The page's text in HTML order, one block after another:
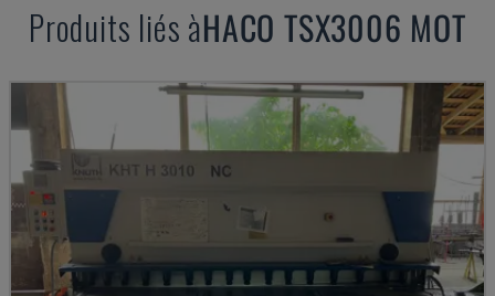
Produits liés àHACO TSX3006 MOT